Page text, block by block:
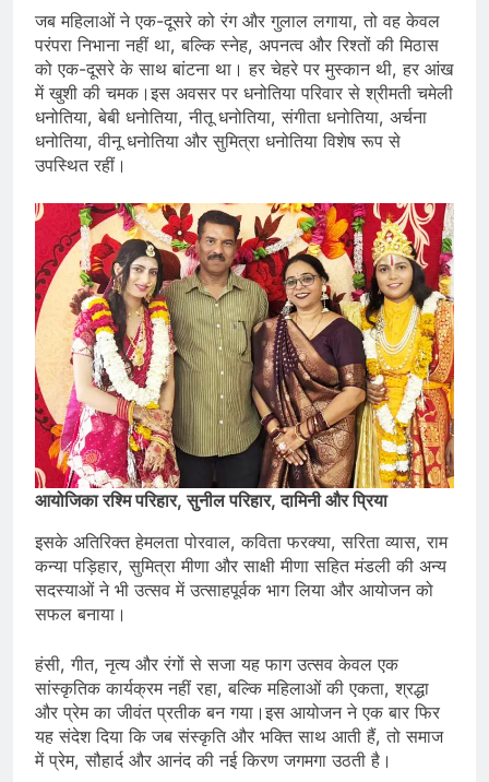
जब महिलाओं ने एक-दूसरे को रंग और गुलाल लगाया, तो वह केवल
परंपरा निभाना नहीं था, बल्कि स्नेह, अपनत्व और रिश्तों की मिठास
को एक-दूसरे के साथ बांटना था। हर चेहरे पर मुस्कान थी, हर आंख
में खुशी की चमक।इस अवसर पर धनोतिया परिवार से श्रीमती चमेली
धनोतिया, बेबी धनोतिया, नीतू धनोतिया, संगीता धनोतिया, अर्चना
धनोतिया, वीनू धनोतिया और सुमित्रा धनोतिया विशेष रूप से
उपस्थित रहीं।
आयोजिका रश्मि परिहार, सुनील परिहार, दामिनी और प्रिया
इसके अतिरिक्त हेमलता पोरवाल, कविता फरक्या, सरिता व्यास, राम
कन्या पड़िहार, सुमित्रा मीणा और साक्षी मीणा सहित मंडली की अन्य
सदस्याओं ने भी उत्सव में उत्साहपूर्वक भाग लिया और आयोजन को
सफल बनाया।
हंसी, गीत, नृत्य और रंगों से सजा यह फाग उत्सव केवल एक
सांस्कृतिक कार्यक्रम नहीं रहा, बल्कि महिलाओं की एकता, श्रद्धा
और प्रेम का जीवंत प्रतीक बन गया।इस आयोजन ने एक बार फिर
यह संदेश दिया कि जब संस्कृति और भक्ति साथ आती हैं, तो समाज
में प्रेम, सौहार्द और आनंद की नई किरण जगमगा उठती है।